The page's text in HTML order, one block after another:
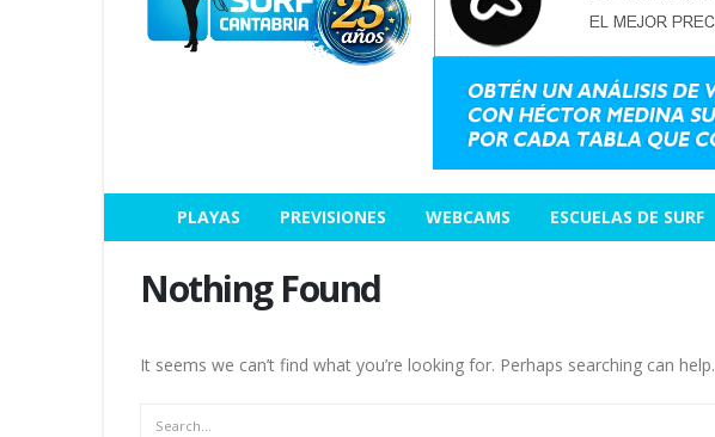
PLAYAS PREVISIONES WEBCAMS ESCUELAS DE SURF
Nothing Found
It seems we can’t find what you’re looking for. Perhaps searching can help.